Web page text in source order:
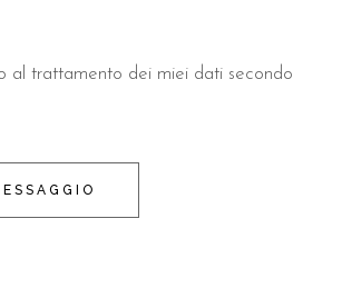
al trattamento dei miei dati secondo